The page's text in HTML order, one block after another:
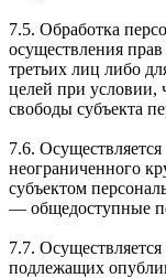
7.5. Обработка
осуществления
третьих лиц либо
целей при условии,
свободы субъекта
7.6.
неограниченного
субъектом
— общедоступные
7.7.
подлежащих